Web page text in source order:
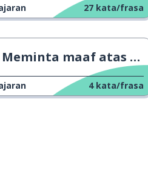
27 kata/frasa
Meminta maaf atas segalanya
4 kata/frasa